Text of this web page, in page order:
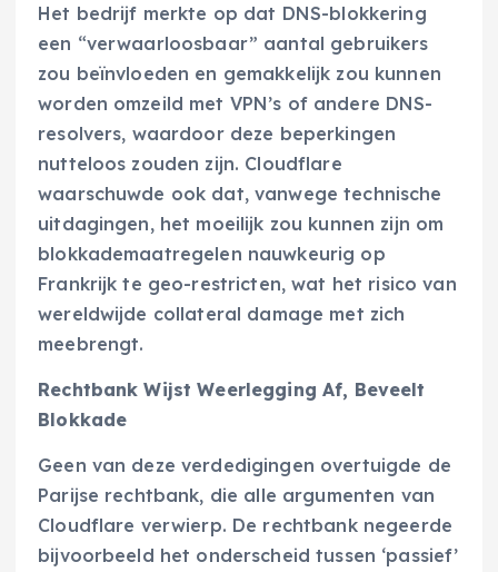
Het bedrijf merkte op dat DNS-blokkering
een “verwaarloosbaar” aantal gebruikers
zou beïnvloeden en gemakkelijk zou kunnen
worden omzeild met VPN’s of andere DNS-
resolvers, waardoor deze beperkingen
nutteloos zouden zijn. Cloudflare
waarschuwde ook dat, vanwege technische
uitdagingen, het moeilijk zou kunnen zijn om
blokkademaatregelen nauwkeurig op
Frankrijk te geo-restricten, wat het risico van
wereldwijde collateral damage met zich
meebrengt.
Rechtbank Wijst Weerlegging Af, Beveelt
Blokkade
Geen van deze verdedigingen overtuigde de
Parijse rechtbank, die alle argumenten van
Cloudflare verwierp. De rechtbank negeerde
bijvoorbeeld het onderscheid tussen ‘passief’